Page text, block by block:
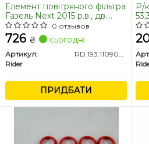
Елемент повітряного фільтра
Газель Next 2015 р.в., дв.
Cummins ISF 2.8 D=238мм
(RIDER)
0 отзывов
726 ₴ сьогодні
Артикул:
RD.193.1109080
Rider
ПРИДБАТИ
Р/
(3-